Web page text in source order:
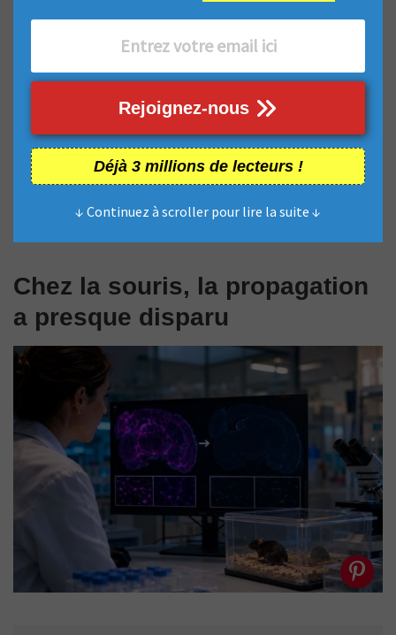
Rejoignez-nous
Déjà 3 millions de lecteurs !
↓ Continuez à scroller pour lire la suite ↓
Chez la souris, la propagation
a presque disparu